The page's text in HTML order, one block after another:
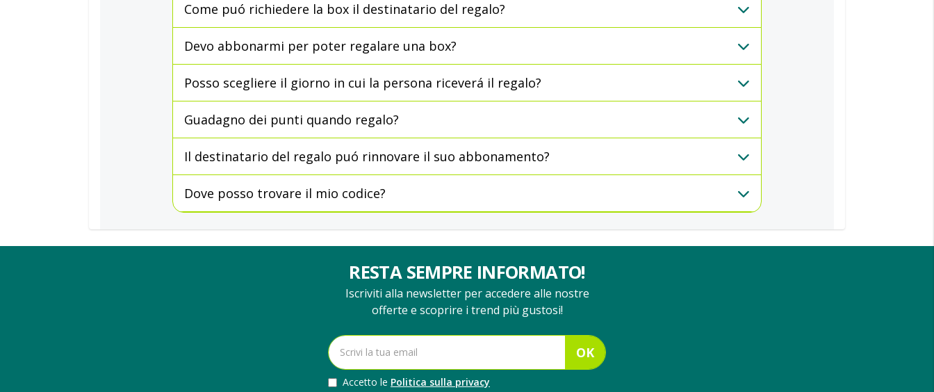
Come puó richiedere la box il destinatario del regalo?
Devo abbonarmi per poter regalare una box?
Posso scegliere il giorno in cui la persona riceverá il regalo?
Guadagno dei punti quando regalo?
Il destinatario del regalo puó rinnovare il suo abbonamento?
Dove posso trovare il mio codice?
RESTA SEMPRE INFORMATO!
Iscriviti alla newsletter per accedere alle nostre
offerte e scoprire i trend più gustosi!
OK
Accetto le Politica sulla privacy